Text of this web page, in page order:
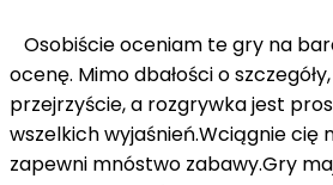
Osobiście oceniam te gry na
ocenę. Mimo dbałości o
przejrzyście, a rozgrywka jest
wszelkich wyjaśnień.Wciągnie cię
zapewni mnóstwo zabawy.Gry